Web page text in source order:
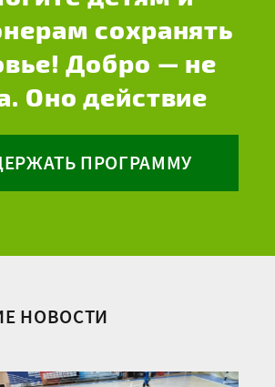
сохранять
Добро — не
Оно действие
ПРОГРАММУ
НОВОСТИ